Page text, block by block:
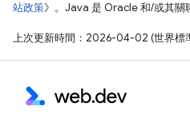
站政策》。Java 是 Oracle 和/或其關
上次更新時間：2026-04-02 (世界標